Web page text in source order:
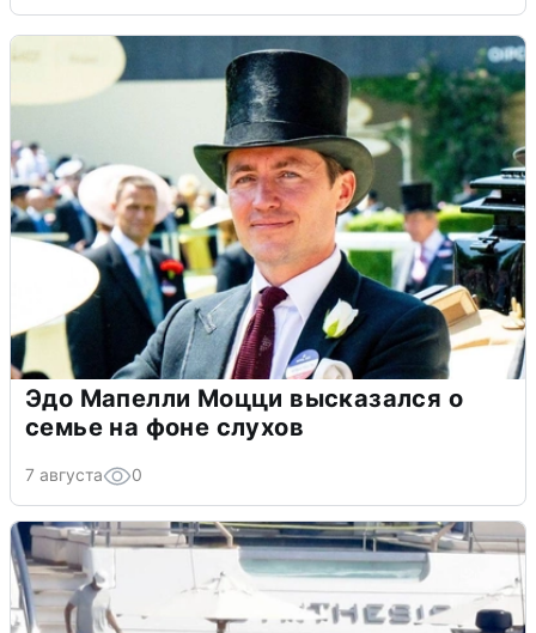
Эдо Мапелли Моцци высказался о
семье на фоне слухов
7 августа 0